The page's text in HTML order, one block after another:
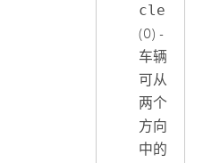
cle
(0) -
车辆
可从
两个
方向
中的